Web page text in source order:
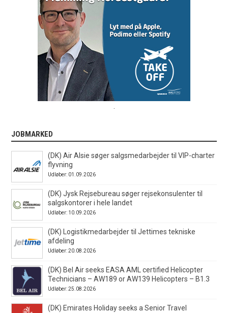
JOBMARKED
(DK) Air Alsie søger salgsmedarbejder til VIP-charter
flyvning
Udløber: 01.09.2026
(DK) Jysk Rejsebureau søger rejsekonsulenter til
salgskontorer i hele landet
Udløber: 10.09.2026
(DK) Logistikmedarbejder til Jettimes tekniske
afdeling
Udløber: 20.08.2026
(DK) Bel Air seeks EASA AML certified Helicopter
Technicians – AW189 or AW139 Helicopters – B1.3
Udløber: 25.08.2026
(DK) Emirates Holiday seeks a Senior Travel